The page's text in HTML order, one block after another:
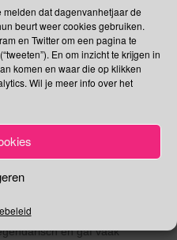
melden dat dagenvanhetjaar de
beurt weer cookies gebruiken.
en Twitter om een pagina te
En om inzicht te krijgen in
komen en waar die op klikken
Wil je meer info over het
– Wereld
waarop hij met zijn duitse
en gaf vaak